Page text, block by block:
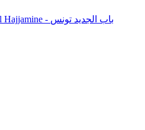
جامع الحجّامين La Mosquée El Hajjamine - باب الجديد تونس